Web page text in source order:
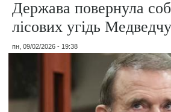
Держава повернула
лісових угідь
пн, 09/02/2026 - 19:38